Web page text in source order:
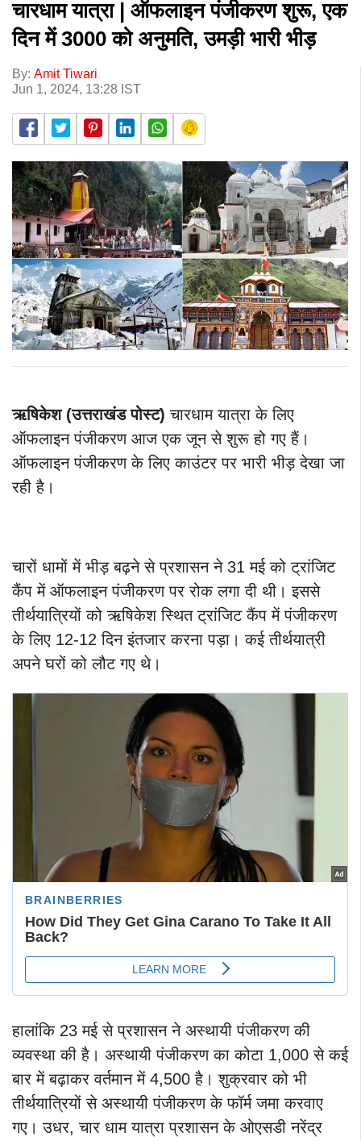
चारधाम यात्रा | ऑफलाइन पंजीकरण शुरू, एक
दिन में 3000 को अनुमति, उमड़ी भारी भीड़
By: Amit Tiwari
Jun 1, 2024, 13:28 IST
ऋषिकेश (उत्तराखंड पोस्ट) चारधाम यात्रा के लिए
ऑफलाइन पंजीकरण आज एक जून से शुरू हो गए हैं।
ऑफलाइन पंजीकरण के लिए काउंटर पर भारी भीड़ देखा जा
रही है।
चारों धामों में भीड़ बढ़ने से प्रशासन ने 31 मई को ट्रांजिट
कैंप में ऑफलाइन पंजीकरण पर रोक लगा दी थी। इससे
तीर्थयात्रियों को ऋषिकेश स्थित ट्रांजिट कैंप में पंजीकरण
के लिए 12-12 दिन इंतजार करना पड़ा। कई तीर्थयात्री
अपने घरों को लौट गए थे।
हालांकि 23 मई से प्रशासन ने अस्थायी पंजीकरण की
व्यवस्था की है। अस्थायी पंजीकरण का कोटा 1,000 से कई
बार में बढ़ाकर वर्तमान में 4,500 है। शुक्रवार को भी
तीर्थयात्रियों से अस्थायी पंजीकरण के फॉर्म जमा करवाए
गए। उधर, चार धाम यात्रा प्रशासन के ओएसडी नरेंद्र